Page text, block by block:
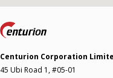
Centurion Corporation
45 Ubi Road 1, #05-01